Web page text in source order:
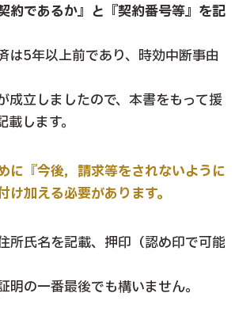
約であるか』と『契約番号等』を記
は5年以上前であり、時効中断事由
成立しましたので、本書をもって援
します。
に『今後，請求等をされないように
加える必要があります。
所氏名を記載、押印（認め印で可能
の一番最後でも構いません。